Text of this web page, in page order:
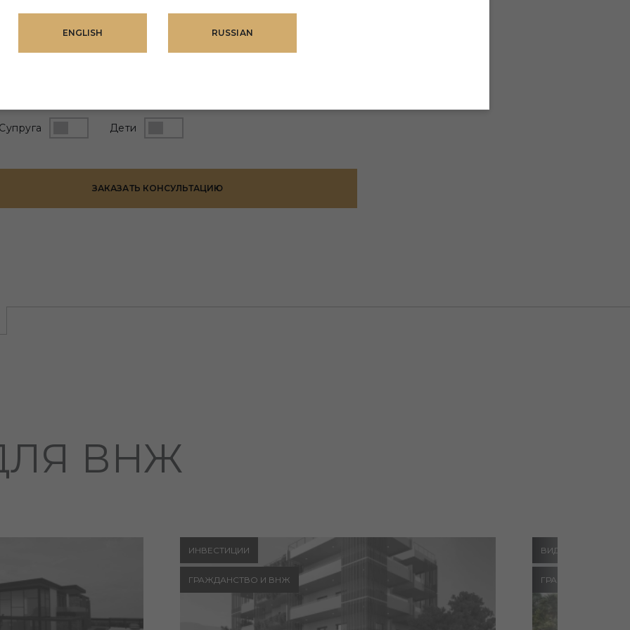
Дети
ЗАКАЗАТЬ КОНСУЛЬТАЦИЮ
ВНЖ
ИНВЕСТИЦИИ
ГРАЖДАНСТВО И ВНЖ
ВИД НА МОРЕ
ГРАЖДАНСТВО И
ENGLISH RUSSIAN